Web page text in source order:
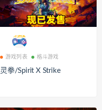
游戏列表 格斗游戏
灵拳/Spirit X Strike